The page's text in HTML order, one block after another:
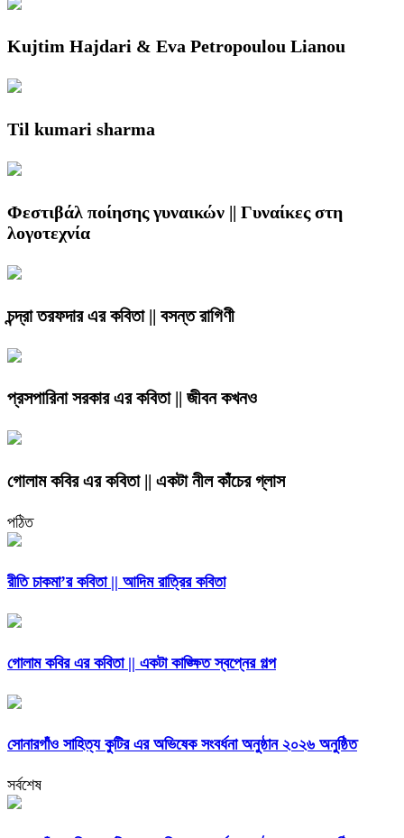
Kujtim Hajdari & Eva Petropoulou Lianou
Til kumari sharma
Φεστιβάλ ποίησης γυναικών || Γυναίκες στη
λογοτεχνία
চন্দ্রা তরফদার এর কবিতা || বসন্ত রাগিণী
প্রসপারিনা সরকার এর কবিতা || জীবন কখনও
গোলাম কবির এর কবিতা || একটা নীল কাঁচের গ্লাস
পঠিত
রীতি চাকমা’র কবিতা || আদিম রাত্রির কবিতা
গোলাম কবির এর কবিতা || একটা কাঙ্ক্ষিত স্বপ্নের গল্প
সোনারগাঁও সাহিত্য কুটির এর অভিষেক সংবর্ধনা অনুষ্ঠান ২০২৬ অনুষ্ঠিত
সর্বশেষ